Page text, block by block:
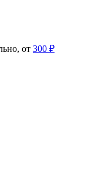
от 300 ₽